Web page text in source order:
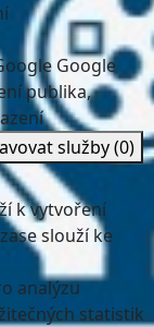
Google
publika,
služby(0)
k vytvoření
slouží ke
analýzu
statistik